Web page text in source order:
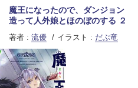
魔王になったので、ダンジョン
造って人外娘とほのぼのする ２
著者 : 流優 イラスト : だぶ竜